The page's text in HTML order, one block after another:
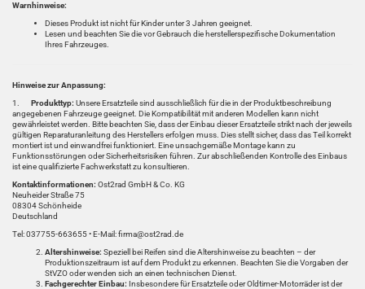
Warnhinweise:
Dieses Produkt ist nicht für Kinder unter 3 Jahren geeignet.
Lesen und beachten Sie die vor Gebrauch die herstellerspezifische Dokumentation
Ihres Fahrzeuges.
Hinweise zur Anpassung:
1.
Produkttyp: Unsere Ersatzteile sind ausschließlich für die in der Produktbeschreibung
angegebenen Fahrzeuge geeignet. Die Kompatibilität mit anderen Modellen kann nicht
gewährleistet werden. Bitte beachten Sie, dass der Einbau dieser Ersatzteile strikt nach der jeweils
gültigen Reparaturanleitung des Herstellers erfolgen muss. Dies stellt sicher, dass das Teil korrekt
montiert ist und einwandfrei funktioniert. Eine unsachgemäße Montage kann zu
Funktionsstörungen oder Sicherheitsrisiken führen. Zur abschließenden Kontrolle des Einbaus
ist eine qualifizierte Fachwerkstatt zu konsultieren.
Kontaktinformationen: Ost2rad GmbH & Co. KG
Neuheider Straße 75
08304 Schönheide
Deutschland
Tel: 037755-663655 • E-Mail: firma@ost2rad.de
Altershinweise: Speziell bei Reifen sind die Altershinweise zu beachten – der
Produktionszeitraum ist auf dem Produkt zu erkennen. Beachten Sie die Vorgaben der
StVZO oder wenden sich an einen technischen Dienst.
Fachgerechter Einbau: Insbesondere für Ersatzteile oder Oldtimer-Motorräder ist der